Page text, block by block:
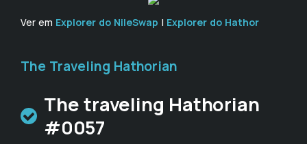
Ver em Explorer do NileSwap | Explorer do Hathor
The Traveling Hathorian
The traveling Hathorian
#0057